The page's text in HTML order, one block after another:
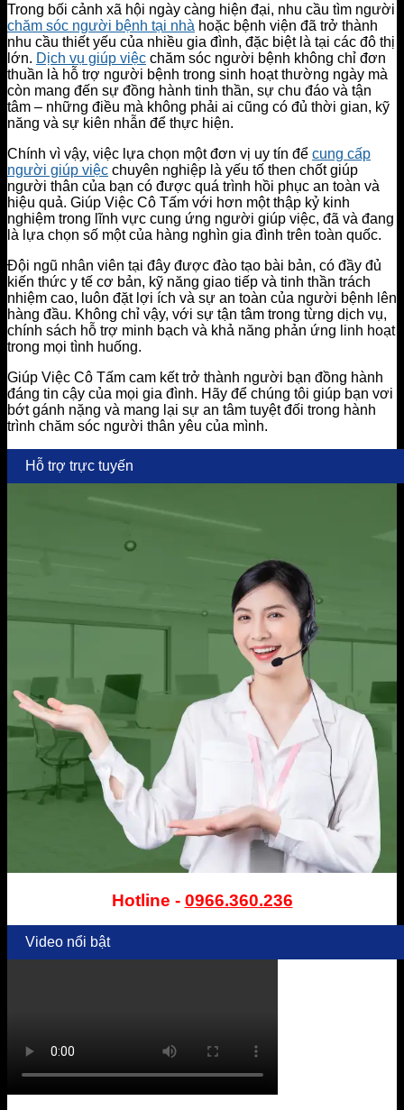
Trong bối cảnh xã hội ngày càng hiện đại, nhu cầu tìm người
chăm sóc người bệnh tại nhà hoặc bệnh viện đã trở thành
nhu cầu thiết yếu của nhiều gia đình, đặc biệt là tại các đô thị
lớn. Dịch vụ giúp việc chăm sóc người bệnh không chỉ đơn
thuần là hỗ trợ người bệnh trong sinh hoạt thường ngày mà
còn mang đến sự đồng hành tinh thần, sự chu đáo và tận
tâm – những điều mà không phải ai cũng có đủ thời gian, kỹ
năng và sự kiên nhẫn để thực hiện.
Chính vì vậy, việc lựa chọn một đơn vị uy tín để cung cấp
người giúp việc chuyên nghiệp là yếu tố then chốt giúp
người thân của bạn có được quá trình hồi phục an toàn và
hiệu quả. Giúp Việc Cô Tấm với hơn một thập kỷ kinh
nghiệm trong lĩnh vực cung ứng người giúp việc, đã và đang
là lựa chọn số một của hàng nghìn gia đình trên toàn quốc.
Đội ngũ nhân viên tại đây được đào tạo bài bản, có đầy đủ
kiến thức y tế cơ bản, kỹ năng giao tiếp và tinh thần trách
nhiệm cao, luôn đặt lợi ích và sự an toàn của người bệnh lên
hàng đầu. Không chỉ vậy, với sự tận tâm trong từng dịch vụ,
chính sách hỗ trợ minh bạch và khả năng phản ứng linh hoạt
trong mọi tình huống.
Giúp Việc Cô Tấm cam kết trở thành người bạn đồng hành
đáng tin cậy của mọi gia đình. Hãy để chúng tôi giúp bạn vơi
bớt gánh nặng và mang lại sự an tâm tuyệt đối trong hành
trình chăm sóc người thân yêu của mình.
Hỗ trợ trực tuyến
Hotline - 0966.360.236
Video nổi bật